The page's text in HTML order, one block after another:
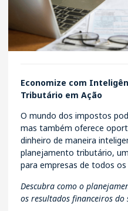
Economize com
Tributário em Ação
O mundo dos impostos
mas também oferece
dinheiro de maneira
planejamento tributário,
para empresas de todos
Descubra como o
os resultados financeiros do